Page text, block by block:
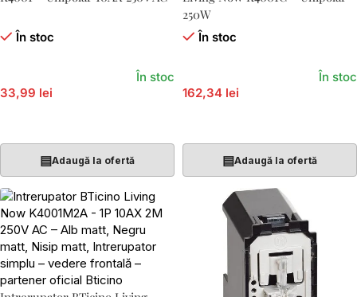
În stoc
33,99 lei
În stoc
▤Adaugă la ofertă
250W
În stoc
162,34 lei
În stoc
▤Adaugă la ofertă